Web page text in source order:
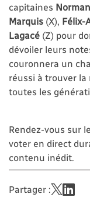
capitaines
Marquis (X), Félix-
Lagacé (Z) pour
dévoiler leurs
couronnera un
réussi à trouver
toutes les
Rendez-vous sur
voter en direct
contenu inédit.
Partager :